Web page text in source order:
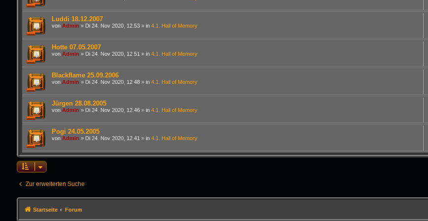
Luddi 18.12.2007
von Admin » Di 24. Nov 2020, 12:53» in 4.1. Hall of Memory
Hotte 07.05.2007
von Admin » Di 24. Nov 2020, 12:51 » in 4.1. Hall of Memory
Blackflame 25.09.2006
von Admin » Di 24. Nov 2020, 12:48» in 4.1. Hall of Memory
Jürgen 28.08.2005
von Admin » Di 24. Nov 2020, 12:46» in 4.1. Hall of Memory
Pogi 24.05.2005
von Admin » Di 24. Nov 2020, 12:41 » in 4.1. Hall of Memory
Zur erweiterten Suche
Startseite Forum